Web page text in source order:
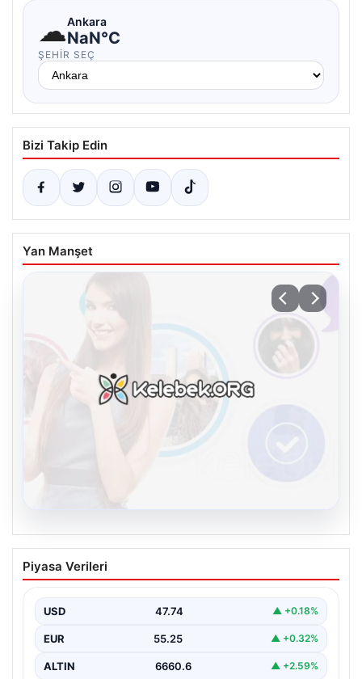
☁Ankara
NaN°C
ŞEHIR SEÇ
Bizi Takip Edin
Yan Manşet
Kelebek.Org İle Sanal İletişimin Seviyeli
Adresi Ve Sohbet Deneyimi
iletişim kurması ciddi bir değer taşımaktadır. Halen
pek…
Piyasa Verileri
USD 47.74 ▲ +0.18%
EUR 55.25 ▲ +0.32%
ALTIN 6660.6 ▲ +2.59%